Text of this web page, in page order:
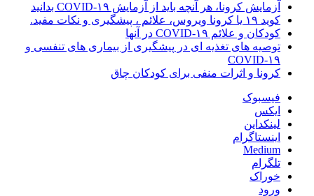
آزمایش کرونا، هر آنچه باید از آزمایش COVID-۱۹ بدانید
کوید ۱۹ یا کرونا ویروس، علائم ، پیشگیری و نکات مفید.
کودکان و علائم COVID-۱۹ در آنها
توصیه های تغذیه ای در پیشگیری از بیماری های تنفسی و
COVID-۱۹
کرونا و اثرات منفی برای کودکان چاق
فیسبوک
ایکس
لینکداین
اینستاگرام
Medium
تلگرام
خوراک
ورود